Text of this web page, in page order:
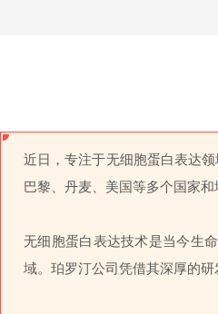
近日，专注于无细胞蛋白表达
巴黎、丹麦、美国等多个国家
无细胞蛋白表达技术是当今生
域。珀罗汀公司凭借其深厚的